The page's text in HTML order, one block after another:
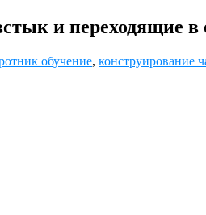
и переходящие
обучение, конструирование